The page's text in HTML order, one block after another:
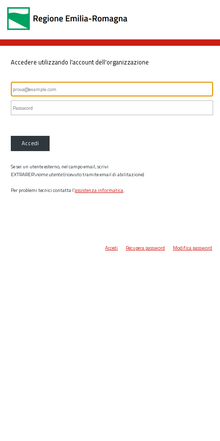
Accedere utilizzando l'account dell'organizzazione
Accedi
Se sei un utente esterno, nel campo email, scrivi
EXTRARER\nome utente(ricevuto tramite email di abilitazione)
Per problemi tecnici contatta l’assistenza informatica.
Accedi Recupera password Modifica password